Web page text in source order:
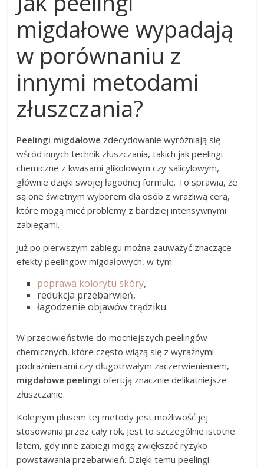
migdałowe wypadają
w porównaniu z
innymi metodami
złuszczania?
Peelingi migdałowe zdecydowanie wyróżniają się
wśród innych technik złuszczania, takich jak peelingi
chemiczne z kwasami glikolowym czy salicylowym,
głównie dzięki swojej łagodnej formule. To sprawia, że
są one świetnym wyborem dla osób z wrażliwą cerą,
które mogą mieć problemy z bardziej intensywnymi
zabiegami.
Już po pierwszym zabiegu można zauważyć znaczące
efekty peelingów migdałowych, w tym:
poprawa kolorytu skóry,
redukcja przebarwień,
łagodzenie objawów trądziku.
W przeciwieństwie do mocniejszych peelingów
chemicznych, które często wiążą się z wyraźnymi
podrażnieniami czy długotrwałym zaczerwienieniem,
migdałowe peelingi oferują znacznie delikatniejsze
złuszczanie.
Kolejnym plusem tej metody jest możliwość jej
stosowania przez cały rok. Jest to szczególnie istotne
latem, gdy inne zabiegi mogą zwiększać ryzyko
powstawania przebarwień. Dzięki temu peelingi